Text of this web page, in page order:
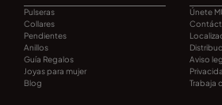
Pulseras
Collares
Pendientes
Anillos
Guía Regalos
Joyas para mujer
Blog
Únete
Aviso
Trabaja